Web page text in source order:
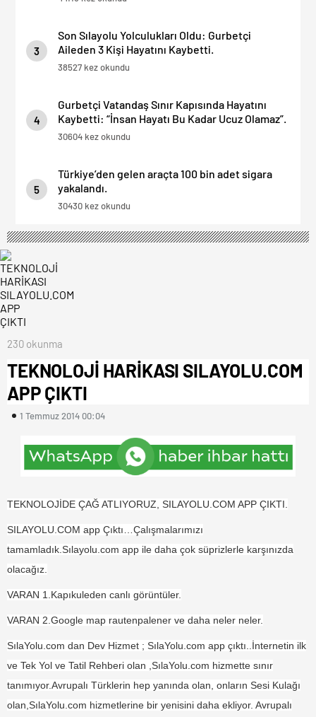
3
Son Sılayolu Yolculukları Oldu: Gurbetçi
Aileden 3 Kişi Hayatını Kaybetti.
38527 kez okundu
4
Gurbetçi Vatandaş Sınır Kapısında Hayatını
Kaybetti: “İnsan Hayatı Bu Kadar Ucuz Olamaz”.
30604 kez okundu
5
Türkiye’den gelen araçta 100 bin adet sigara
yakalandı.
30430 kez okundu
230 okunma
TEKNOLOJİ HARİKASI SILAYOLU.COM
APP ÇIKTI
1 Temmuz 2014 00:04
TEKNOLOJİDE ÇAĞ ATLIYORUZ, SILAYOLU.COM APP ÇIKTI.
SILAYOLU.COM app Çıktı…Çalışmalarımızı
tamamladık.Sılayolu.com app ile daha çok süprizlerle karşınızda
olacağız.
VARAN 1.Kapıkuleden canlı görüntüler.
VARAN 2.Google map rautenpalener ve daha neler neler.
SılaYolu.com dan Dev Hizmet ; SılaYolu.com app çıktı..İnternetin ilk
ve Tek Yol ve Tatil Rehberi olan ,SılaYolu.com hizmette sınır
tanımıyor.Avrupalı Türklerin hep yanında olan, onların Sesi Kulağı
olan,SılaYolu.com hizmetlerine bir yenisini daha ekliyor. Avrupalı